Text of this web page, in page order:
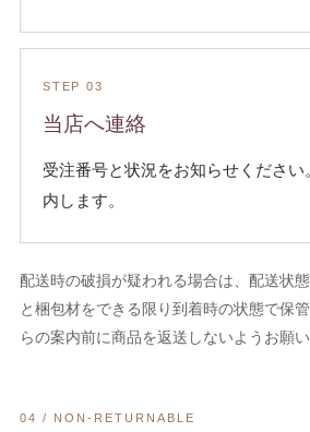
STEP 03
当店へ連絡
受注番号と状況をお知らせください
内します。
配送時の破損が疑われる場合は、配送状
と梱包材をできる限り到着時の状態で保
らの案内前に商品を返送しないようお願い
04 / NON-RETURNABLE